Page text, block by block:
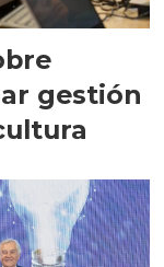
gestión